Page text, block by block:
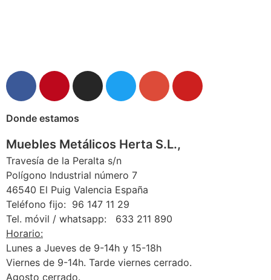
Donde estamos
Muebles Metálicos Herta S.L.,
Travesía de la Peralta s/n
Polígono Industrial número 7
46540 El Puig Valencia España
Teléfono fijo: 96 147 11 29
Tel. móvil / whatsapp: 633 211 890
Horario:
Lunes a Jueves de 9-14h y 15-18h
Viernes de 9-14h. Tarde viernes cerrado.
Agosto cerrado.